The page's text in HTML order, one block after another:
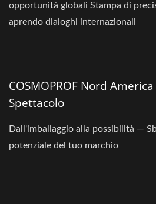
opportunità globali Stampa di
aprendo dialoghi internazionali
COSMOPROF Nord
Spettacolo
Dall'imballaggio alla possibilità —
potenziale del tuo marchio